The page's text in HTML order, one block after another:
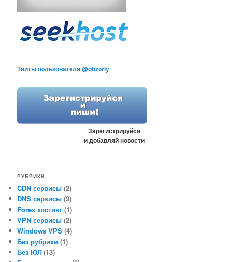
Твиты пользователя @obzorly
Зарегистрируйся
и добавляй новости
РУБРИКИ
CDN сервисы (2)
DNS сервисы (9)
Forex хостинг (1)
VPN сервисы (2)
Windows VPS (4)
Без рубрики (1)
Без ЮЛ (13)